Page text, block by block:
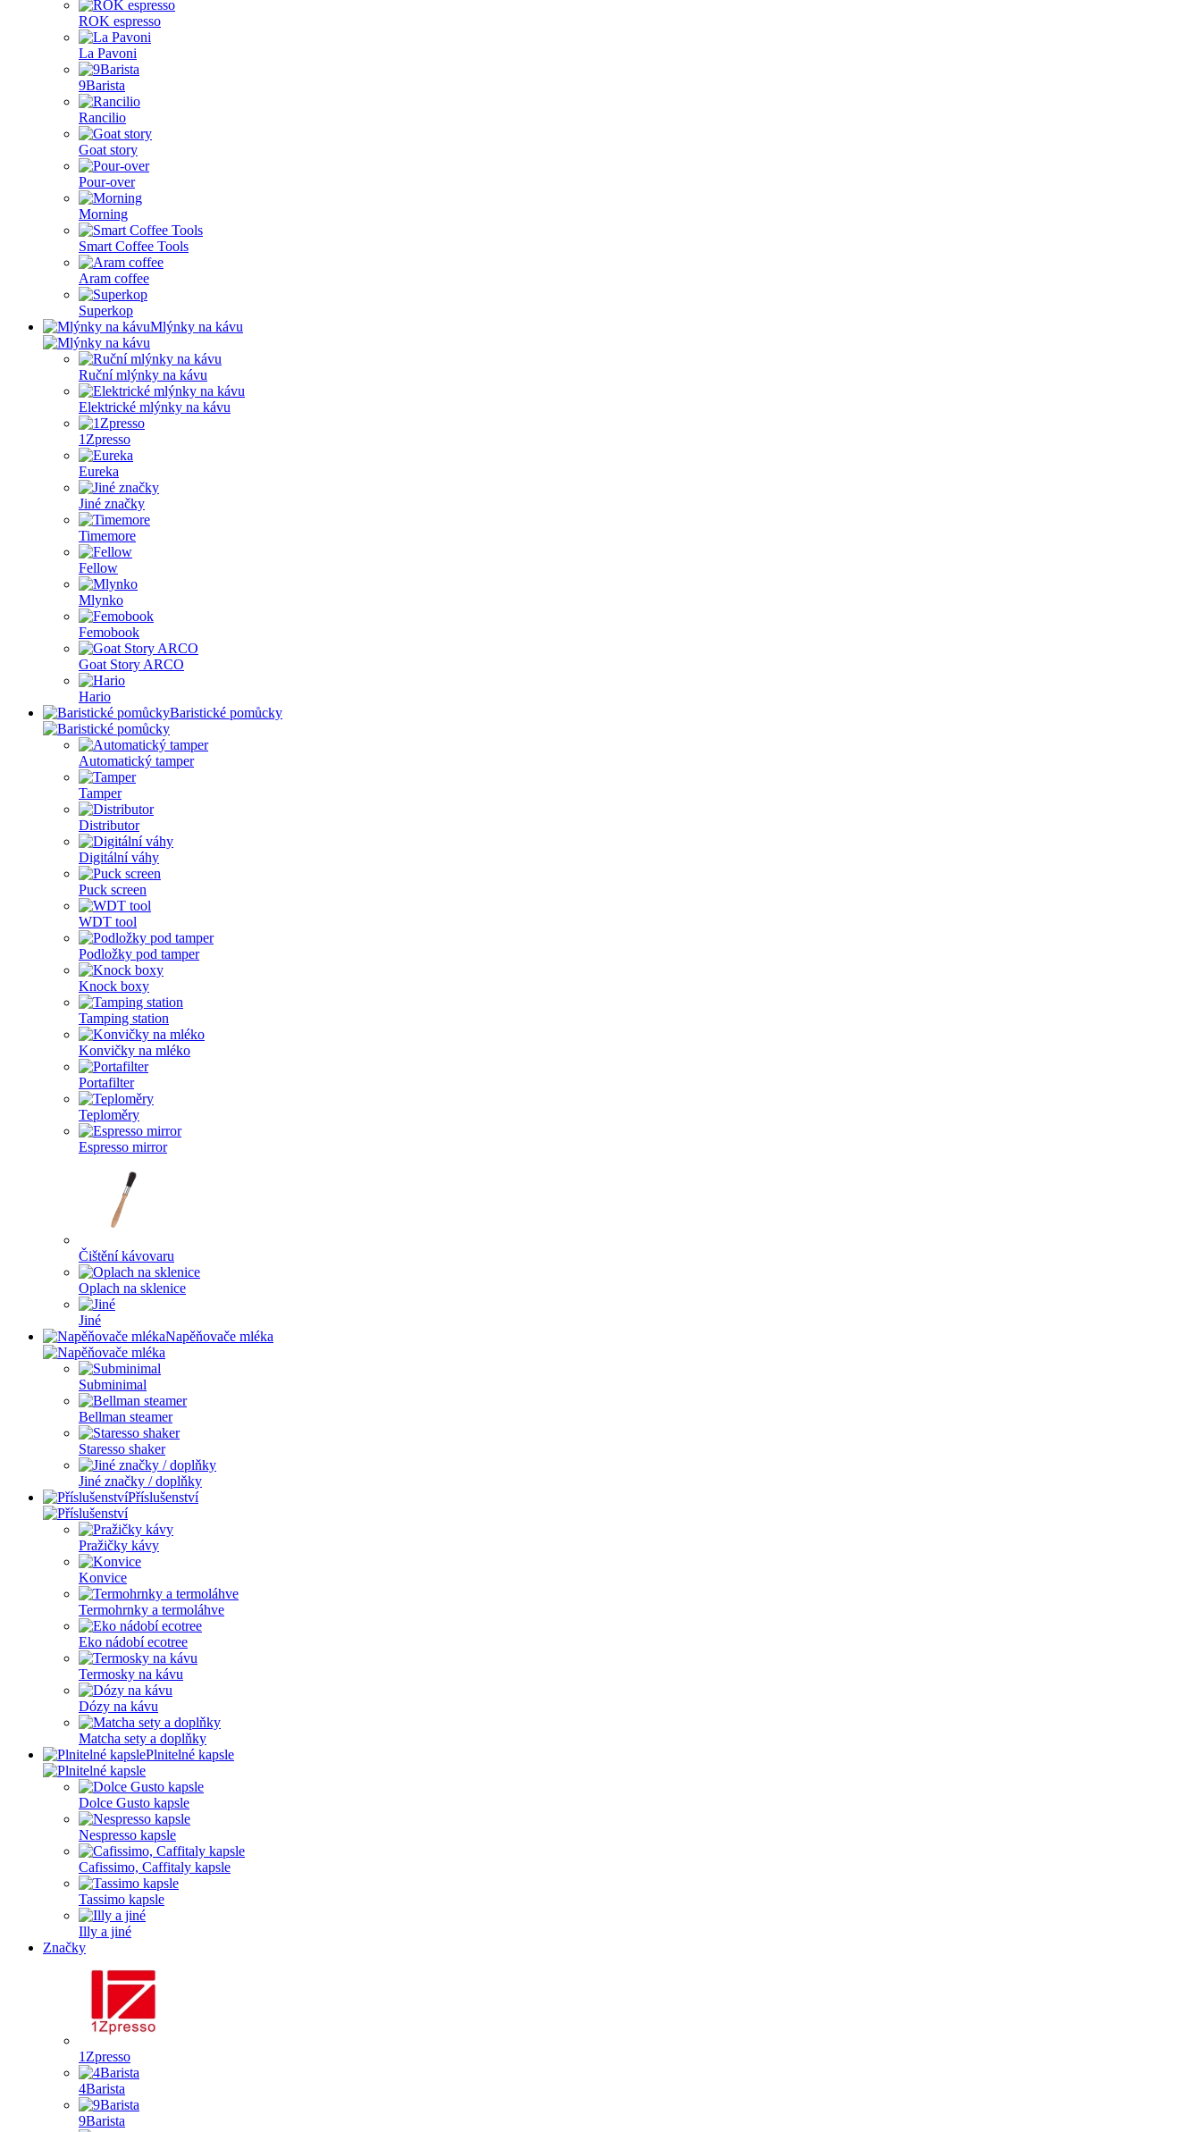
ROK espresso
La Pavoni
9Barista
Rancilio
Goat story
Pour-over
Morning
Smart Coffee Tools
Aram coffee
Superkop
Mlýnky na kávu
Ruční mlýnky na kávu
Elektrické mlýnky na kávu
1Zpresso
Eureka
Jiné značky
Timemore
Fellow
Mlynko
Femobook
Goat Story ARCO
Hario
Baristické pomůcky
Automatický tamper
Tamper
Distributor
Digitální váhy
Puck screen
WDT tool
Podložky pod tamper
Knock boxy
Tamping station
Konvičky na mléko
Portafilter
Teploměry
Espresso mirror
Čištění kávovaru
Oplach na sklenice
Jiné
Napěňovače mléka
Subminimal
Bellman steamer
Staresso shaker
Jiné značky / doplňky
Příslušenství
Pražičky kávy
Konvice
Termohrnky a termoláhve
Eko nádobí ecotree
Termosky na kávu
Dózy na kávu
Matcha sety a doplňky
Plnitelné kapsle
Dolce Gusto kapsle
Nespresso kapsle
Cafissimo, Caffitaly kapsle
Tassimo kapsle
Illy a jiné
Značky
1Zpresso
4Barista
9Barista